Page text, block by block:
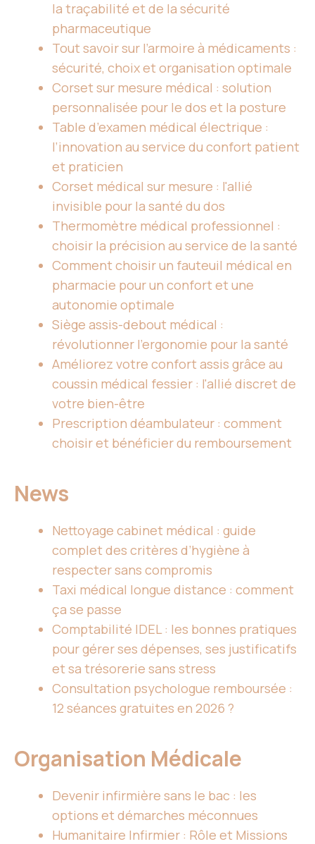
la traçabilité et de la sécurité
pharmaceutique
Tout savoir sur l’armoire à médicaments :
sécurité, choix et organisation optimale
Corset sur mesure médical : solution
personnalisée pour le dos et la posture
Table d’examen médical électrique :
l’innovation au service du confort patient
et praticien
Corset médical sur mesure : l'allié
invisible pour la santé du dos
Thermomètre médical professionnel :
choisir la précision au service de la santé
Comment choisir un fauteuil médical en
pharmacie pour un confort et une
autonomie optimale
Siège assis-debout médical :
révolutionner l’ergonomie pour la santé
Améliorez votre confort assis grâce au
coussin médical fessier : l'allié discret de
votre bien-être
Prescription déambulateur : comment
choisir et bénéficier du remboursement
News
Nettoyage cabinet médical : guide
complet des critères d’hygiène à
respecter sans compromis
Taxi médical longue distance : comment
ça se passe
Comptabilité IDEL : les bonnes pratiques
pour gérer ses dépenses, ses justificatifs
et sa trésorerie sans stress
Consultation psychologue remboursée :
12 séances gratuites en 2026 ?
Organisation Médicale
Devenir infirmière sans le bac : les
options et démarches méconnues
Humanitaire Infirmier : Rôle et Missions